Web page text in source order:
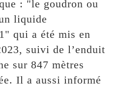
: "le goudron ou
liquide
qui a été mis en
suivi de l’enduit
sur 847 mètres
Il a aussi informé